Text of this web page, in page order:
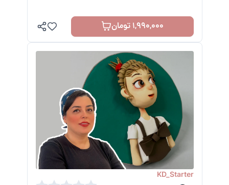
1,990,000 تومان
KD_Starter